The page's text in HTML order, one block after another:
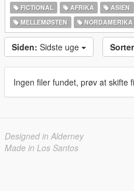
FICTIONAL
AFRIKA ASIEN
MELLEMØSTEN
NORDAMERIKA
Siden: Sidste uge
Ingen filer fundet, prøv at skifte
Designed in Alderney
Made in Los Santos